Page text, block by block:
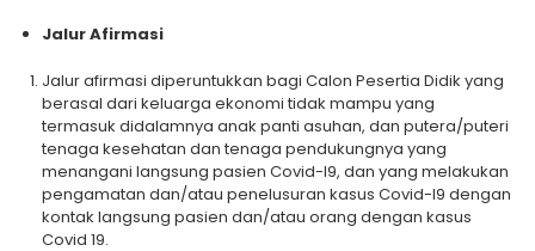
Jalur Afirmasi
Jalur afirmasi diperuntukkan bagi Calon Pesertia Didik yang
berasal dari keluarga ekonomi tidak mampu yang
termasuk didalamnya anak panti asuhan, dan putera/puteri
tenaga kesehatan dan tenaga pendukungnya yang
menangani langsung pasien Covid-l9, dan yang melakukan
pengamatan dan/atau penelusuran kasus Covid-I9 dengan
kontak langsung pasien dan/atau orang dengan kasus
Covid 19.